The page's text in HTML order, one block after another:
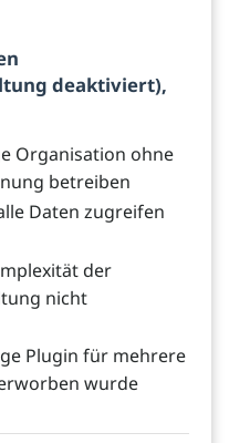
deaktiviert),
Organisation ohne
betreiben
Daten zugreifen
der
nicht
Plugin für mehrere
wurde